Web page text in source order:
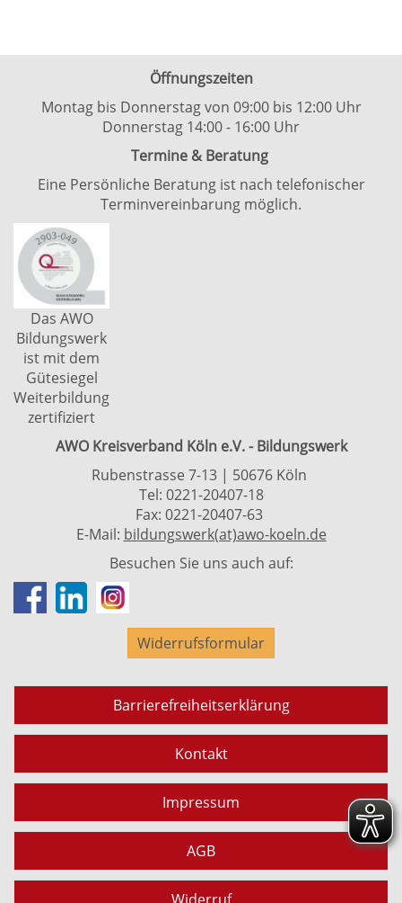
Öffnungszeiten
Montag bis Donnerstag von 09:00 bis 12:00 Uhr
Donnerstag 14:00 - 16:00 Uhr
Termine & Beratung
Eine Persönliche Beratung ist nach telefonischer
Terminvereinbarung möglich.
Das AWO
Bildungswerk
ist mit dem
Gütesiegel
Weiterbildung
zertifiziert
AWO Kreisverband Köln e.V. - Bildungswerk
Rubenstrasse 7-13 | 50676 Köln
Tel: 0221-20407-18
Fax: 0221-20407-63
E-Mail: bildungswerk(at)awo-koeln.de
Besuchen Sie uns auch auf:
Widerrufsformular
Barrierefreiheitserklärung
Kontakt
Impressum
AGB